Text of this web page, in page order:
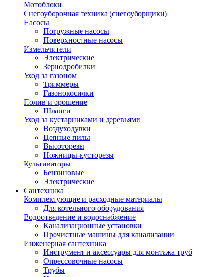
Мотоблоки
Снегоуборочная техника (снегоуборщики)
Насосы
Погружные насосы
Поверхностные насосы
Измельчители
Электрические
Зернодробилки
Уход за газоном
Триммеры
Газонокосилки
Полив и орошение
Шланги
Уход за кустарниками и деревьями
Воздуходувки
Цепные пилы
Высоторезы
Ножницы-кусторезы
Культиваторы
Бензиновые
Электрические
Сантехника
Комплектующие и расходные материалы
Для котельного оборудования
Водоотведение и водоснабжение
Канализационные установки
Прочистные машины для канализации
Инженерная сантехника
Инструмент и аксессуары для монтажа труб
Опрессовочные насосы
Трубы